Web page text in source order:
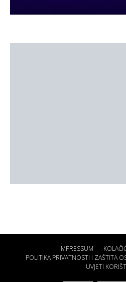
IMPRESSUM
POLITIKA PRIVATNOSTI I ZAŠTITA
UVJETI